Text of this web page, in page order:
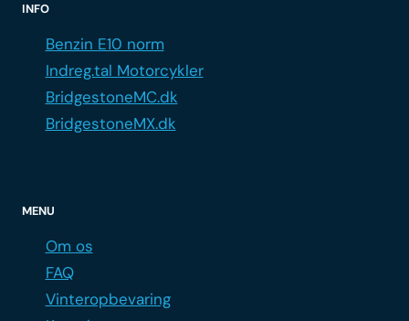
INFO
Benzin E10 norm
Indreg.tal Motorcykler
BridgestoneMC.dk
BridgestoneMX.dk
MENU
Om os
FAQ
Vinteropbevaring